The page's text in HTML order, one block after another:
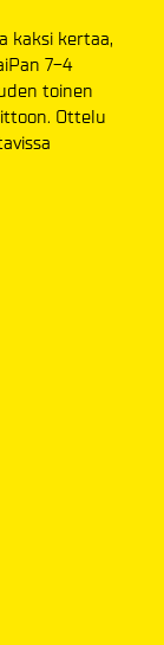
kaksi kertaa,
7-4
toinen
Ottelu